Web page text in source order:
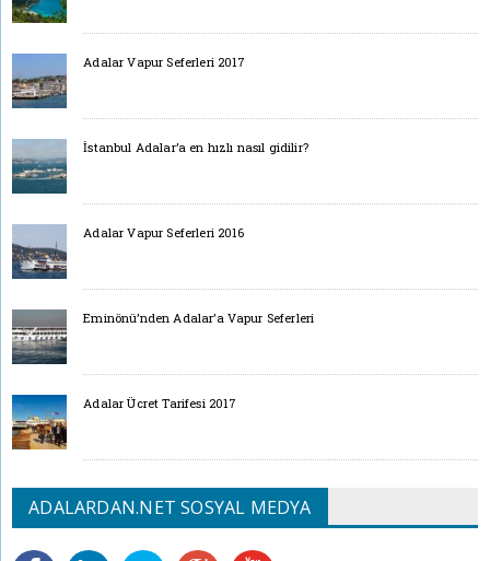
Adalar Vapur Seferleri 2017
İstanbul Adalar’a en hızlı nasıl gidilir?
Adalar Vapur Seferleri 2016
Eminönü’nden Adalar’a Vapur Seferleri
Adalar Ücret Tarifesi 2017
ADALARDAN.NET SOSYAL MEDYA